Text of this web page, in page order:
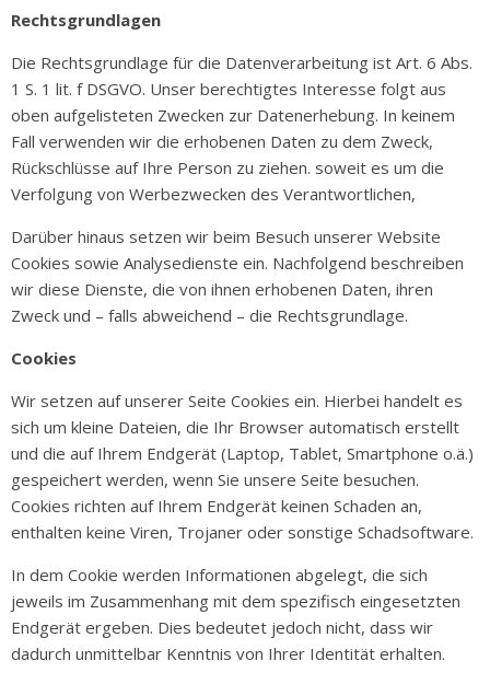
Rechtsgrundlagen
Die Rechtsgrundlage für die Datenverarbeitung ist Art. 6 Abs.
1 S. 1 lit. f DSGVO. Unser berechtigtes Interesse folgt aus
oben aufgelisteten Zwecken zur Datenerhebung. In keinem
Fall verwenden wir die erhobenen Daten zu dem Zweck,
Rückschlüsse auf Ihre Person zu ziehen. soweit es um die
Verfolgung von Werbezwecken des Verantwortlichen,
Darüber hinaus setzen wir beim Besuch unserer Website
Cookies sowie Analysedienste ein. Nachfolgend beschreiben
wir diese Dienste, die von ihnen erhobenen Daten, ihren
Zweck und – falls abweichend – die Rechtsgrundlage.
Cookies
Wir setzen auf unserer Seite Cookies ein. Hierbei handelt es
sich um kleine Dateien, die Ihr Browser automatisch erstellt
und die auf Ihrem Endgerät (Laptop, Tablet, Smartphone o.ä.)
gespeichert werden, wenn Sie unsere Seite besuchen.
Cookies richten auf Ihrem Endgerät keinen Schaden an,
enthalten keine Viren, Trojaner oder sonstige Schadsoftware.
In dem Cookie werden Informationen abgelegt, die sich
jeweils im Zusammenhang mit dem spezifisch eingesetzten
Endgerät ergeben. Dies bedeutet jedoch nicht, dass wir
dadurch unmittelbar Kenntnis von Ihrer Identität erhalten.